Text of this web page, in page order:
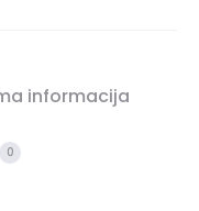
informacija
0